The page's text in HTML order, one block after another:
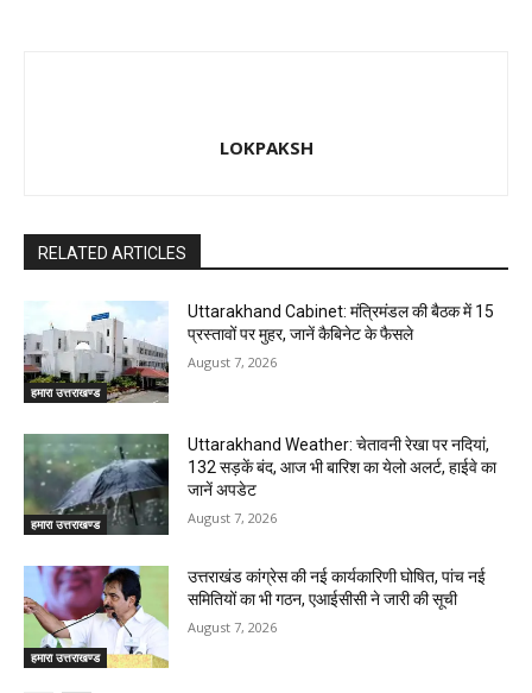
LOKPAKSH
RELATED ARTICLES
हमारा उत्तराखण्ड
Uttarakhand Cabinet: मंत्रिमंडल की बैठक में 15
प्रस्तावों पर मुहर, जानें कैबिनेट के फैसले
August 7, 2026
हमारा उत्तराखण्ड
Uttarakhand Weather: चेतावनी रेखा पर नदियां,
132 सड़कें बंद, आज भी बारिश का येलो अलर्ट, हाईवे का
जानें अपडेट
August 7, 2026
हमारा उत्तराखण्ड
उत्तराखंड कांग्रेस की नई कार्यकारिणी घोषित, पांच नई
समितियों का भी गठन, एआईसीसी ने जारी की सूची
August 7, 2026